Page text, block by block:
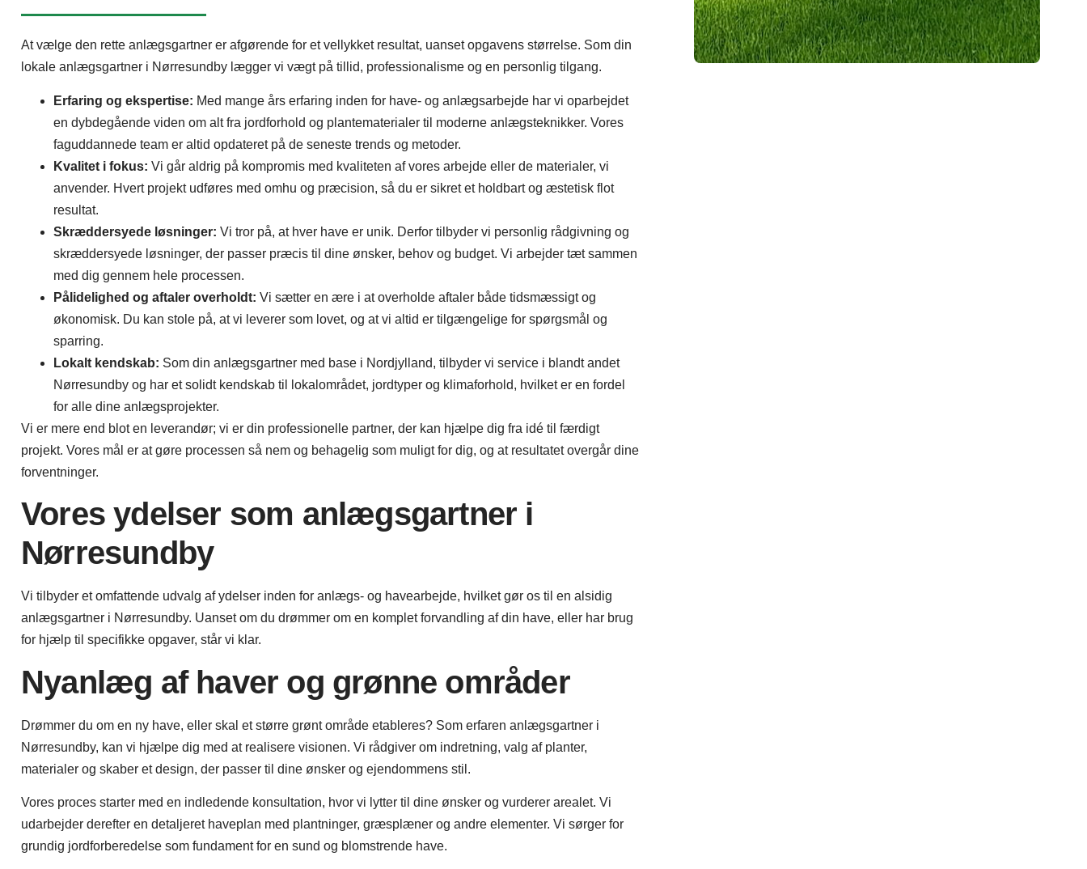
At vælge den rette anlægsgartner er afgørende for et vellykket resultat, uanset opgavens størrelse. Som din
lokale anlægsgartner i Nørresundby lægger vi vægt på tillid, professionalisme og en personlig tilgang.
Erfaring og ekspertise: Med mange års erfaring inden for have- og anlægsarbejde har vi oparbejdet
en dybdegående viden om alt fra jordforhold og plantematerialer til moderne anlægsteknikker. Vores
faguddannede team er altid opdateret på de seneste trends og metoder.
Kvalitet i fokus: Vi går aldrig på kompromis med kvaliteten af vores arbejde eller de materialer, vi
anvender. Hvert projekt udføres med omhu og præcision, så du er sikret et holdbart og æstetisk flot
resultat.
Skræddersyede løsninger: Vi tror på, at hver have er unik. Derfor tilbyder vi personlig rådgivning og
skræddersyede løsninger, der passer præcis til dine ønsker, behov og budget. Vi arbejder tæt sammen
med dig gennem hele processen.
Pålidelighed og aftaler overholdt: Vi sætter en ære i at overholde aftaler både tidsmæssigt og
økonomisk. Du kan stole på, at vi leverer som lovet, og at vi altid er tilgængelige for spørgsmål og
sparring.
Lokalt kendskab: Som din anlægsgartner med base i Nordjylland, tilbyder vi service i blandt andet
Nørresundby og har et solidt kendskab til lokalområdet, jordtyper og klimaforhold, hvilket er en fordel
for alle dine anlægsprojekter.
Vi er mere end blot en leverandør; vi er din professionelle partner, der kan hjælpe dig fra idé til færdigt
projekt. Vores mål er at gøre processen så nem og behagelig som muligt for dig, og at resultatet overgår dine
forventninger.
Vores ydelser som anlægsgartner i
Nørresundby
Vi tilbyder et omfattende udvalg af ydelser inden for anlægs- og havearbejde, hvilket gør os til en alsidig
anlægsgartner i Nørresundby. Uanset om du drømmer om en komplet forvandling af din have, eller har brug
for hjælp til specifikke opgaver, står vi klar.
Nyanlæg af haver og grønne områder
Drømmer du om en ny have, eller skal et større grønt område etableres? Som erfaren anlægsgartner i
Nørresundby, kan vi hjælpe dig med at realisere visionen. Vi rådgiver om indretning, valg af planter,
materialer og skaber et design, der passer til dine ønsker og ejendommens stil.
Vores proces starter med en indledende konsultation, hvor vi lytter til dine ønsker og vurderer arealet. Vi
udarbejder derefter en detaljeret haveplan med plantninger, græsplæner og andre elementer. Vi sørger for
grundig jordforberedelse som fundament for en sund og blomstrende have.